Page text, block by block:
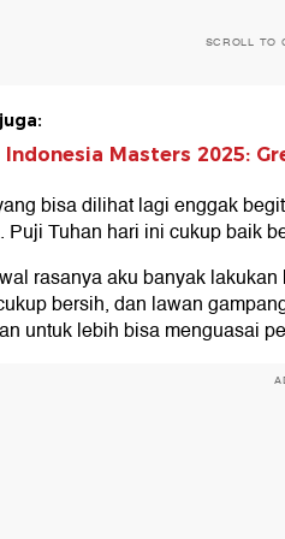
SCROLL TO
Indonesia Masters 2025:
bisa dilihat lagi enggak
Puji Tuhan hari ini cukup baik
rasanya aku banyak
bersih, dan lawan
untuk lebih bisa menguasai